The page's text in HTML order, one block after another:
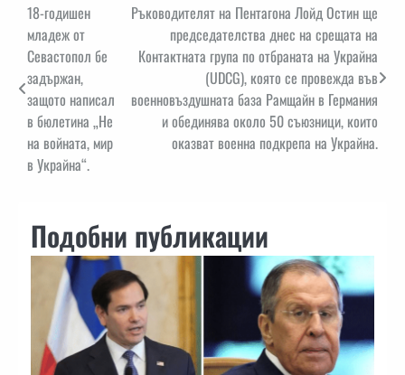
Навигация
18-годишен
младеж от
Севастопол бе
задържан,
защото написал
в бюлетина „Не
на войната, мир
в Украйна“.
Ръководителят на Пентагона Лойд Остин ще
председателства днес на срещата на
Контактната група по отбраната на Украйна
(UDCG), която се провежда във
военновъздушната база Рамщайн в Германия
и обединява около 50 съюзници, които
оказват военна подкрепа на Украйна.
Подобни публикации